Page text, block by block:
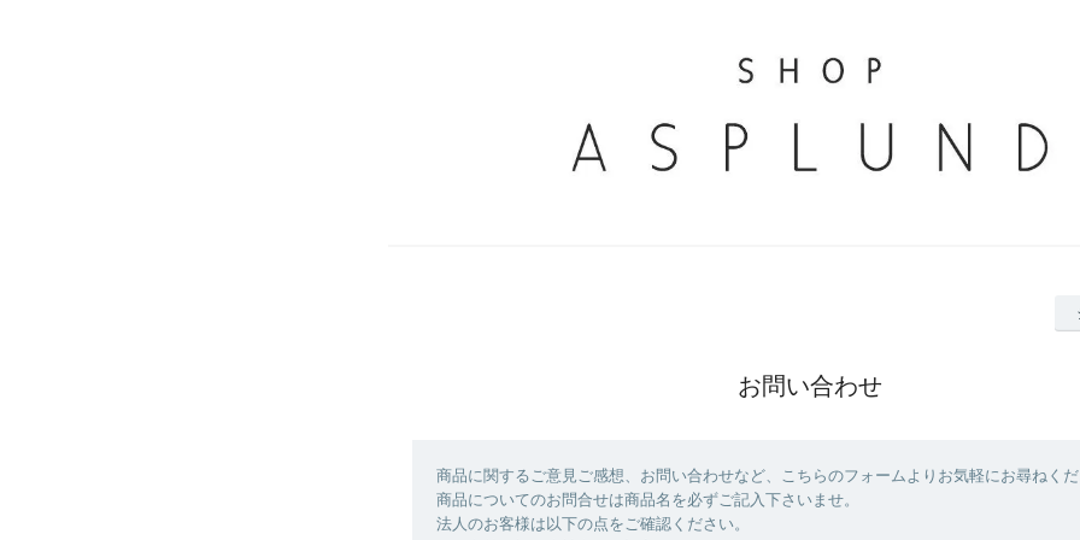
お問い合わせ
商品に関するご意見ご感想、お問い合わせなど、こちらのフォームよりお気軽にお尋ねくだ
商品についてのお問合せは商品名を必ずご記入下さいませ。
法人のお客様は以下の点をご確認ください。